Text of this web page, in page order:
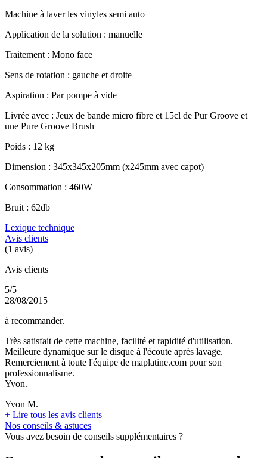
Machine à laver les vinyles semi auto
Application de la solution : manuelle
Traitement : Mono face
Sens de rotation : gauche et droite
Aspiration : Par pompe à vide
Livrée avec : Jeux de bande micro fibre et 15cl de Pur Groove et
une Pure Groove Brush
Poids : 12 kg
Dimension : 345x345x205mm (x245mm avec capot)
Consommation : 460W
Bruit : 62db
Lexique technique
Avis clients
(1 avis)
Avis clients
5/5
28/08/2015
à recommander.
Très satisfait de cette machine, facilité et rapidité d'utilisation.
Meilleure dynamique sur le disque à l'écoute après lavage.
Remerciement à toute l'équipe de maplatine.com pour son
professionnalisme.
Yvon.
Yvon M.
+ Lire tous les avis clients
Nos conseils & astuces
Vous avez besoin de conseils supplémentaires ?